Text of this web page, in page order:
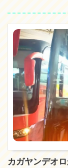
カガヤンデオ